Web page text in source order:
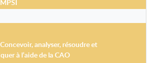
analyser, résoudre et
à l’aide de la CAO